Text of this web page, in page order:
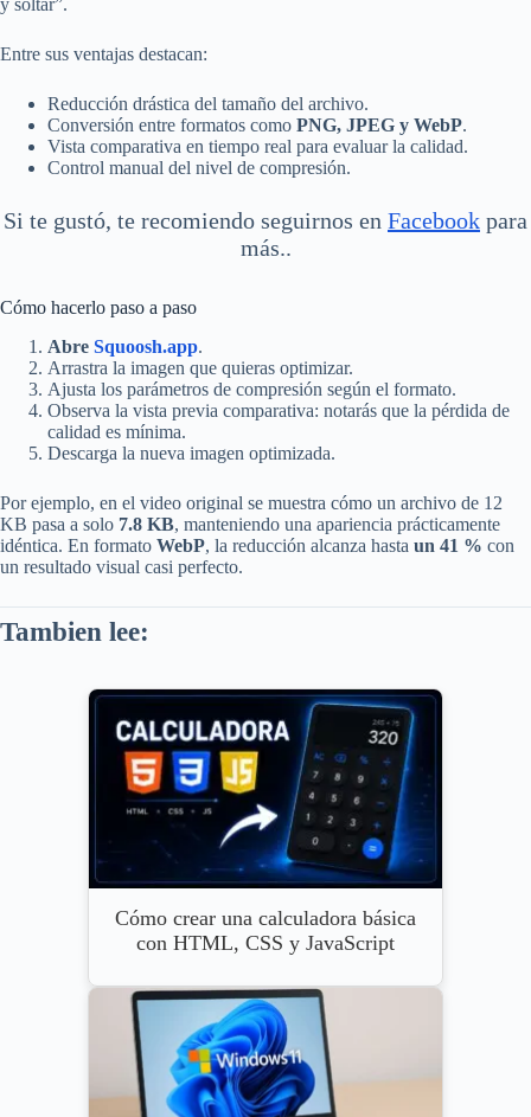
Entre sus ventajas destacan:
Reducción drástica del tamaño del archivo.
Conversión entre formatos como PNG, JPEG y WebP.
Vista comparativa en tiempo real para evaluar la calidad.
Control manual del nivel de compresión.
Si te gustó, te recomiendo seguirnos en Facebook para
más..
Cómo hacerlo paso a paso
Abre Squoosh.app.
Arrastra la imagen que quieras optimizar.
Ajusta los parámetros de compresión según el formato.
Observa la vista previa comparativa: notarás que la pérdida de
calidad es mínima.
Descarga la nueva imagen optimizada.
Por ejemplo, en el video original se muestra cómo un archivo de 12
KB pasa a solo 7.8 KB, manteniendo una apariencia prácticamente
idéntica. En formato WebP, la reducción alcanza hasta un 41 % con
un resultado visual casi perfecto.
Tambien lee:
Cómo crear una calculadora básica
con HTML, CSS y JavaScript